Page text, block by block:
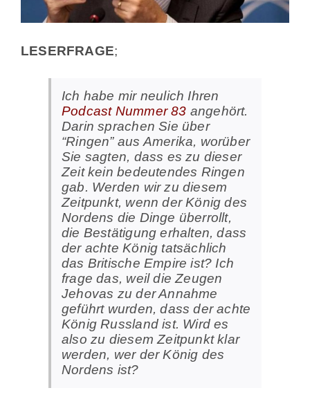
LESERFRAGE;
Ich habe mir neulich Ihren
Podcast Nummer 83 angehört.
Darin sprachen Sie über
“Ringen” aus Amerika, worüber
Sie sagten, dass es zu dieser
Zeit kein bedeutendes Ringen
gab. Werden wir zu diesem
Zeitpunkt, wenn der König des
Nordens die Dinge überrollt,
die Bestätigung erhalten, dass
der achte König tatsächlich
das Britische Empire ist? Ich
frage das, weil die Zeugen
Jehovas zu der Annahme
geführt wurden, dass der achte
König Russland ist. Wird es
also zu diesem Zeitpunkt klar
werden, wer der König des
Nordens ist?